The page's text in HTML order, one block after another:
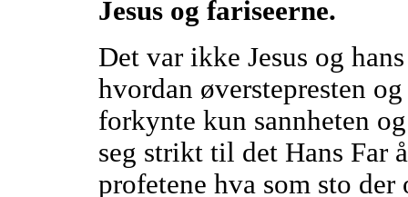
Jesus og fariseerne.
Det var ikke Jesus og
hvordan øverstepresten
forkynte kun sannheten
seg strikt til det Hans Far
profetene hva som sto